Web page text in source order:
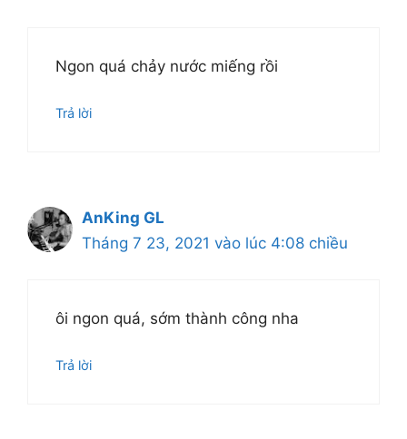
Ngon quá chảy nước miếng rồi
Trả lời
AnKing GL
Tháng 7 23, 2021 vào lúc 4:08 chiều
ôi ngon quá, sớm thành công nha
Trả lời